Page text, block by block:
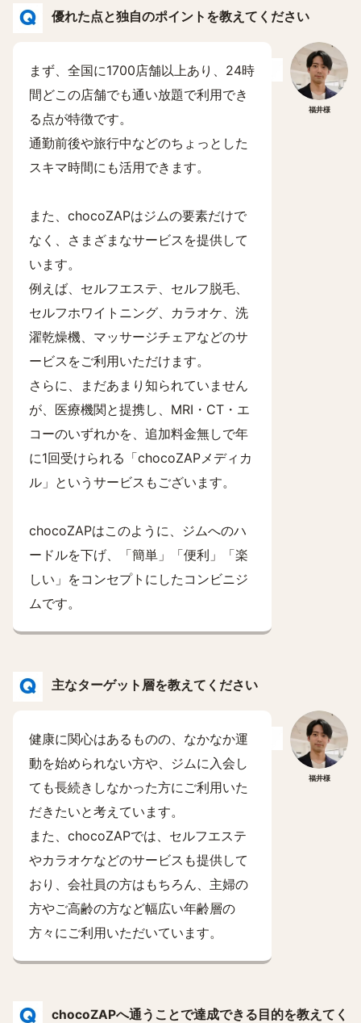
優れた点と独自のポイントを教えてください
福井様
まず、全国に1700店舗以上あり、24時
間どこの店舗でも通い放題で利用でき
る点が特徴です。
通勤前後や旅行中などのちょっとした
スキマ時間にも活用できます。
また、chocoZAPはジムの要素だけで
なく、さまざまなサービスを提供して
います。
例えば、セルフエステ、セルフ脱毛、
セルフホワイトニング、カラオケ、洗
濯乾燥機、マッサージチェアなどのサ
ービスをご利用いただけます。
さらに、まだあまり知られていません
が、医療機関と提携し、MRI・CT・エ
コーのいずれかを、追加料金無しで年
に1回受けられる「chocoZAPメディカ
ル」というサービスもございます。
chocoZAPはこのように、ジムへのハ
ードルを下げ、「簡単」「便利」「楽
しい」をコンセプトにしたコンビニジ
ムです。
主なターゲット層を教えてください
福井様
健康に関心はあるものの、なかなか運
動を始められない方や、ジムに入会し
ても長続きしなかった方にご利用いた
だきたいと考えています。
また、chocoZAPでは、セルフエステ
やカラオケなどのサービスも提供して
おり、会社員の方はもちろん、主婦の
方やご高齢の方など幅広い年齢層の
方々にご利用いただいています。
chocoZAPへ通うことで達成できる目的を教えてく